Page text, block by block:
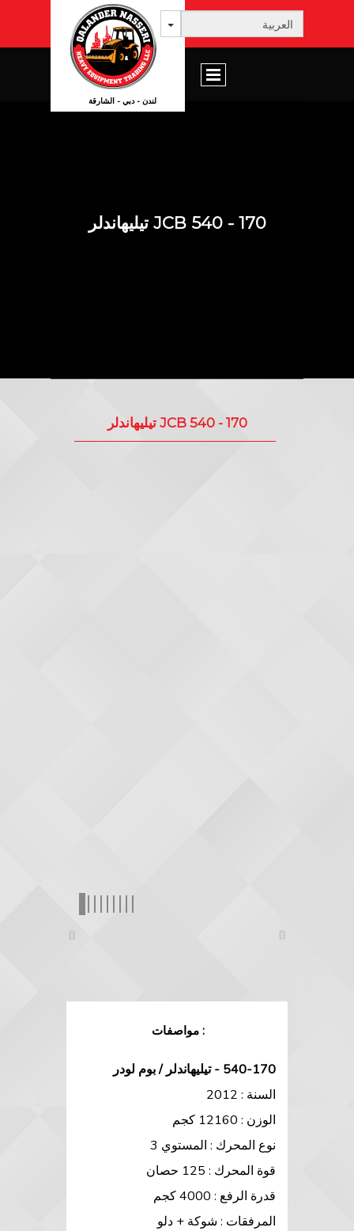
لندن - دبي - الشارقة
JCB 540 - 170 تيليهاندلر
JCB 540 - 170 تيليهاندلر
: مواصفات
540-170 - تيليهاندلر / بوم لودر
السنة : 2012
الوزن : 12160 كجم
نوع المحرك : المستوي 3
قوة المحرك : 125 حصان
قدرة الرفع : 4000 كجم
المرفقات : شوكة + دلو